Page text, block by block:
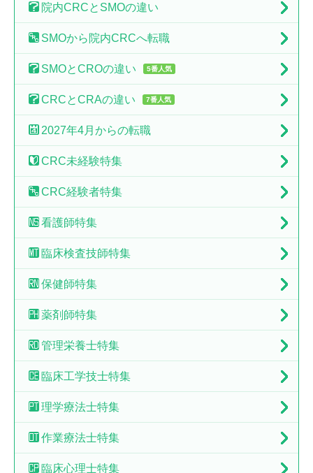
院内CRCと SMOの違い
SMOから 院内CRCへ転職
SMOとCROの違い 5番人気
CRCとCRAの違い 7番人気
2027年4月からの転職
CRC未経験特集
CRC経験者特集
看護師特集
臨床検査技師特集
保健師特集
薬剤師特集
管理栄養士特集
臨床工学技士特集
理学療法士特集
作業療法士特集
臨床心理士特集